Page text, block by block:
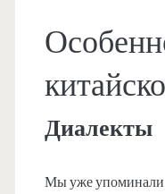
Диалекты
Мы уже упоминали,